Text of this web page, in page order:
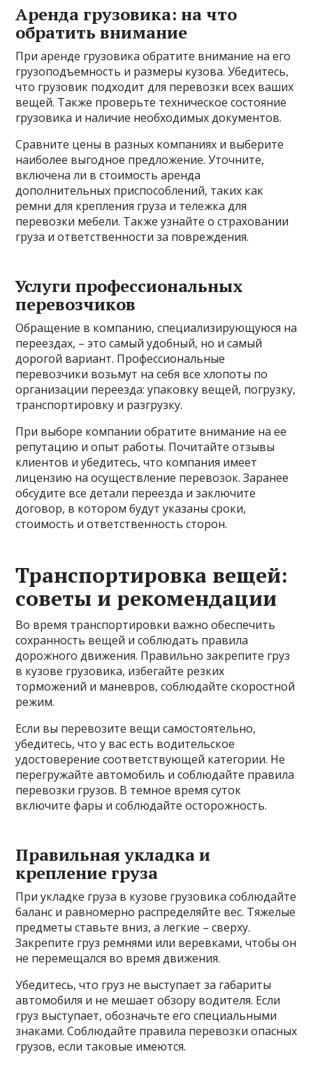
Аренда грузовика: на что
обратить внимание
При аренде грузовика обратите внимание на его
грузоподъемность и размеры кузова. Убедитесь,
что грузовик подходит для перевозки всех ваших
вещей. Также проверьте техническое состояние
грузовика и наличие необходимых документов.
Сравните цены в разных компаниях и выберите
наиболее выгодное предложение. Уточните,
включена ли в стоимость аренда
дополнительных приспособлений, таких как
ремни для крепления груза и тележка для
перевозки мебели. Также узнайте о страховании
груза и ответственности за повреждения.
Услуги профессиональных
перевозчиков
Обращение в компанию, специализирующуюся на
переездах, – это самый удобный, но и самый
дорогой вариант. Профессиональные
перевозчики возьмут на себя все хлопоты по
организации переезда: упаковку вещей, погрузку,
транспортировку и разгрузку.
При выборе компании обратите внимание на ее
репутацию и опыт работы. Почитайте отзывы
клиентов и убедитесь, что компания имеет
лицензию на осуществление перевозок. Заранее
обсудите все детали переезда и заключите
договор, в котором будут указаны сроки,
стоимость и ответственность сторон.
Транспортировка вещей:
советы и рекомендации
Во время транспортировки важно обеспечить
сохранность вещей и соблюдать правила
дорожного движения. Правильно закрепите груз
в кузове грузовика, избегайте резких
торможений и маневров, соблюдайте скоростной
режим.
Если вы перевозите вещи самостоятельно,
убедитесь, что у вас есть водительское
удостоверение соответствующей категории. Не
перегружайте автомобиль и соблюдайте правила
перевозки грузов. В темное время суток
включите фары и соблюдайте осторожность.
Правильная укладка и
крепление груза
При укладке груза в кузове грузовика соблюдайте
баланс и равномерно распределяйте вес. Тяжелые
предметы ставьте вниз, а легкие – сверху.
Закрепите груз ремнями или веревками, чтобы он
не перемещался во время движения.
Убедитесь, что груз не выступает за габариты
автомобиля и не мешает обзору водителя. Если
груз выступает, обозначьте его специальными
знаками. Соблюдайте правила перевозки опасных
грузов, если таковые имеются.